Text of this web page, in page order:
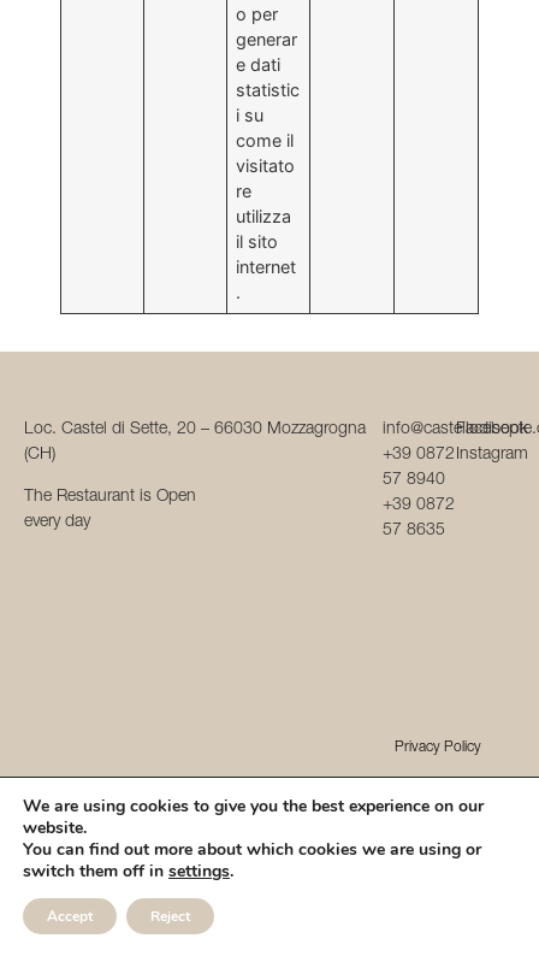
CHECK AVAILABILITY
WRITE
o per
generar
e dati
statistic
i su
come il
visitato
re
utilizza
il sito
internet
.
Loc. Castel di Sette, 20 – 66030 Mozzagrogna
(CH)
The Restaurant is Open
every day
+39 0872
57 8940
+39 0872
57 8635
Facebook
Instagram
HOTEL CASTELLO DI SEPTE S.R.L.
P.IVA 02224580692 – CIR 069056ALB0002
Privacy Policy
This website was
developed by
We are using cookies to give you the best experience on our
website.
You can find out more about which cookies we are using or
switch them off in settings.
Accept Reject